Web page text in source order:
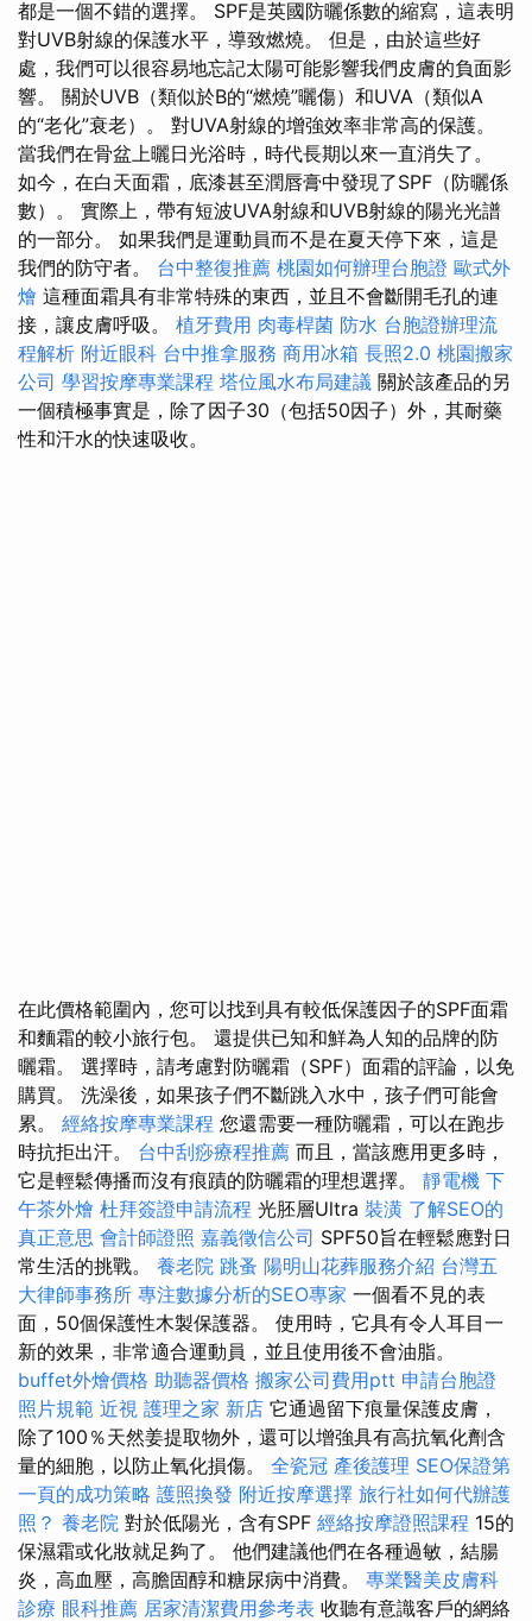
都是一個不錯的選擇。 SPF是英國防曬係數的縮寫，這表明
對UVB射線的保護水平，導致燃燒。 但是，由於這些好
處，我們可以很容易地忘記太陽可能影響我們皮膚的負面影
響。 關於UVB（類似於B的“燃燒”曬傷）和UVA（類似A
的“老化”衰老）。 對UVA射線的增強效率非常高的保護。
當我們在骨盆上曬日光浴時，時代長期以來一直消失了。
如今，在白天面霜，底漆甚至潤唇膏中發現了SPF（防曬係
數）。 實際上，帶有短波UVA射線和UVB射線的陽光光譜
的一部分。 如果我們是運動員而不是在夏天停下來，這是
我們的防守者。 台中整復推薦 桃園如何辦理台胞證 歐式外
燴 這種面霜具有非常特殊的東西，並且不會斷開毛孔的連
接，讓皮膚呼吸。 植牙費用 肉毒桿菌 防水 台胞證辦理流
程解析 附近眼科 台中推拿服務 商用冰箱 長照2.0 桃園搬家
公司 學習按摩專業課程 塔位風水布局建議 關於該產品的另
一個積極事實是，除了因子30（包括50因子）外，其耐藥
性和汗水的快速吸收。
在此價格範圍內，您可以找到具有較低保護因子的SPF面霜
和麵霜的較小旅行包。 還提供已知和鮮為人知的品牌的防
曬霜。 選擇時，請考慮對防曬霜（SPF）面霜的評論，以免
購買。 洗澡後，如果孩子們不斷跳入水中，孩子們可能會
累。 經絡按摩專業課程 您還需要一種防曬霜，可以在跑步
時抗拒出汗。 台中刮痧療程推薦 而且，當該應用更多時，
它是輕鬆傳播而沒有痕蹟的防曬霜的理想選擇。 靜電機 下
午茶外燴 杜拜簽證申請流程 光胚層Ultra 裝潢 了解SEO的
真正意思 會計師證照 嘉義徵信公司 SPF50旨在輕鬆應對日
常生活的挑戰。 養老院 跳蚤 陽明山花葬服務介紹 台灣五
大律師事務所 專注數據分析的SEO專家 一個看不見的表
面，50個保護性木製保護器。 使用時，它具有令人耳目一
新的效果，非常適合運動員，並且使用後不會油脂。
buffet外燴價格 助聽器價格 搬家公司費用ptt 申請台胞證
照片規範 近視 護理之家 新店 它通過留下痕量保護皮膚，
除了100％天然姜提取物外，還可以增強具有高抗氧化劑含
量的細胞，以防止氧化損傷。 全瓷冠 產後護理 SEO保證第
一頁的成功策略 護照換發 附近按摩選擇 旅行社如何代辦護
照？ 養老院 對於低陽光，含有SPF 經絡按摩證照課程 15的
保濕霜或化妝就足夠了。 他們建議他們在各種過敏，結腸
炎，高血壓，高膽固醇和糖尿病中消費。 專業醫美皮膚科
診療 眼科推薦 居家清潔費用參考表 收聽有意識客戶的網絡